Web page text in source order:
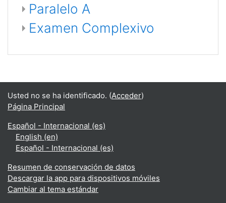
Paralelo A
Examen Complexivo
Usted no se ha identificado. (Acceder)
Página Principal
Español - Internacional ‎(es)‎
English ‎(en)‎
Español - Internacional ‎(es)‎
Resumen de conservación de datos
Descargar la app para dispositivos móviles
Cambiar al tema estándar